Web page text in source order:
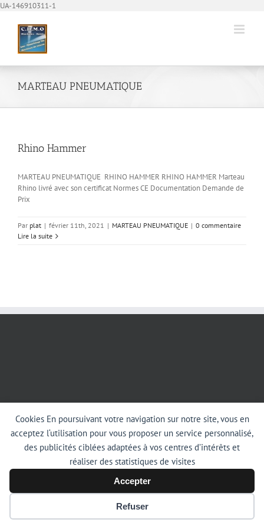
Cookies En poursuivant votre navigation sur notre site, vous en
acceptez l‘utilisation pour vous proposer un service personnalisé,
des publicités ciblées adaptées à vos centres d’intérêts et
réaliser des statistiques de visites
Accepter
Refuser
UA-146910311-1
MARTEAU PNEUMATIQUE
Rhino Hammer
MARTEAU PNEUMATIQUE RHINO HAMMER RHINO HAMMER Marteau
Rhino livré avec son certificat Normes CE Documentation Demande de
Prix
Par plat | février 11th, 2021 | MARTEAU PNEUMATIQUE | 0 commentaire
Lire la suite
Mention Légale